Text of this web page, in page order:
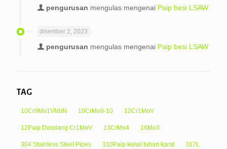
pengurusan mengulas mengenai Paip besi LSAW
disember 2, 2023
pengurusan mengulas mengenai Paip besi LSAW
TAG
10Cr9Mo1VNbN 10CrMo9-10 12Cr1MoV
12Paip Dandang Cr1MoV 13CrMo4 16Mo3
304 Stainless Steel Pipes 310Paip keluli tahan karat 317L